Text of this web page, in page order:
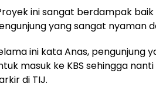
ini sangat berdampak baik
yang sangat nyaman
ini kata Anas, pengunjung
masuk ke KBS sehingga
di TIJ.